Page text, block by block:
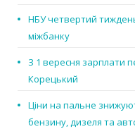
НБУ четвертий
міжбанку
З 1 вересня зарплати
Корецький
Ціни на пальне
бензину, дизеля та